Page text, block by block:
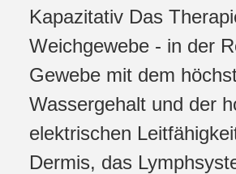
Kapazitativ Das
Weichgewebe - in der
Gewebe mit dem
Wassergehalt und der
elektrischen
Dermis, das